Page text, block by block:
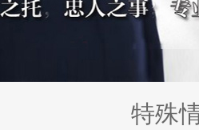
特殊